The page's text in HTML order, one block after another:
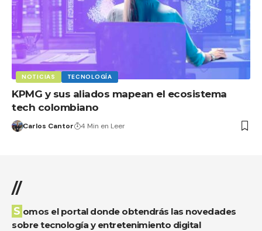
NOTICIAS TECNOLOGÍA
KPMG y sus aliados mapean el ecosistema
tech colombiano
Carlos Cantor 4 Min en Leer
//
Somos el portal donde obtendrás las novedades
sobre tecnología y entretenimiento digital